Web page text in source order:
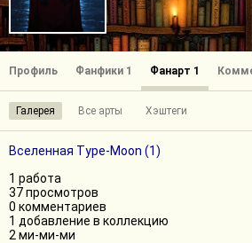
Профиль Фанфики 1 Фанарт 1
Галерея Все арты Хэштеги
Вселенная Type-Moon (1)
1 работа
37 просмотров
0 комментариев
1 добавление в коллекцию
2 ми-ми-ми